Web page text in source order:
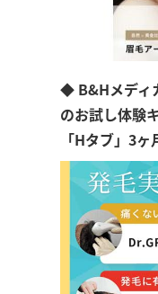
◆ B&Hメディ
のお試し体験
「Hタブ」3